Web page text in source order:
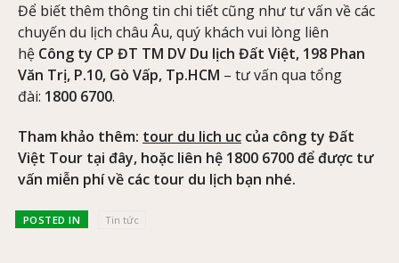
Để biết thêm thông tin chi tiết cũng như tư vấn về các
chuyến du lịch châu Âu, quý khách vui lòng liên
hệ Công ty CP ĐT TM DV Du lịch Đất Việt, 198 Phan
Văn Trị, P.10, Gò Vấp, Tp.HCM – tư vấn qua tổng
đài: 1800 6700.
Tham khảo thêm: tour du lich uc của công ty Đất
Việt Tour tại đây, hoặc liên hệ 1800 6700 để được tư
vấn miễn phí về các tour du lịch bạn nhé.
POSTED IN Tin tức